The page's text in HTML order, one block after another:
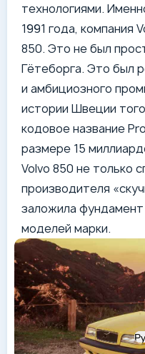
технологиями.
1991 года, компания
850. Это не был
Гётеборга. Это был
и амбициозного
истории Швеции
кодовое название
размере 15
Volvo 850 не только
производителя
заложила
моделей марки.